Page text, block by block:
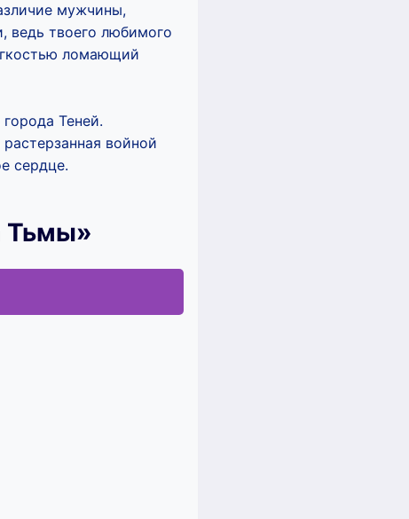
мужчины,
ведь твоего любимого
ломающий
Теней.
войной
сердце.
Тьмы»